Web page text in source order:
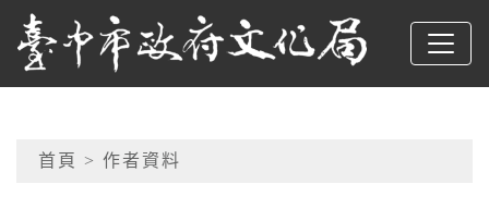
跳到主要內容
臺中市政府文化局
網頁導覽
首頁 > 作者資料